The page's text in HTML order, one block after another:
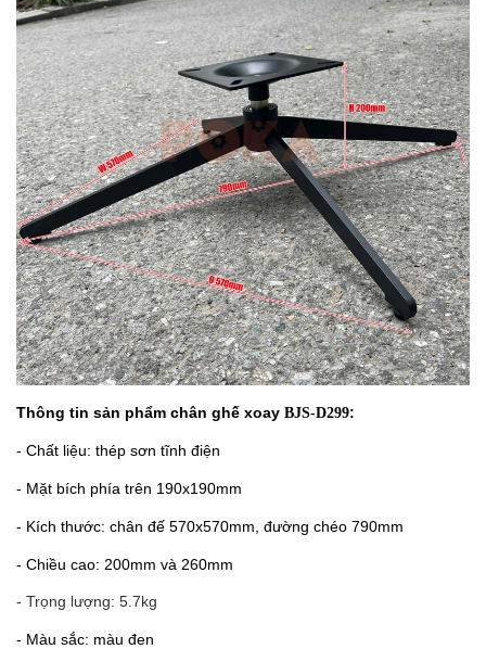
Thông tin sản phẩm chân ghế xoay BJS-D299:
- Chất liệu: thép sơn tĩnh điện
- Mặt bích phía trên 190x190mm
- Kích thước: chân đế 570x570mm, đường chéo 790mm
- Chiều cao: 200mm và 260mm
- Trọng lượng: 5.7kg
- Màu sắc: màu đen